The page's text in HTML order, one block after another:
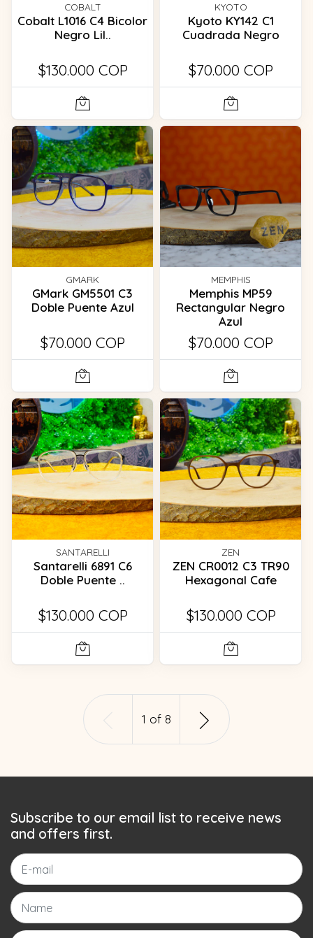
COBALT
Cobalt L1016 C4 Bicolor
Negro Lil..
$130.000 COP
KYOTO
Kyoto KY142 C1
Cuadrada Negro
$70.000 COP
GMARK
GMark GM5501 C3
Doble Puente Azul
$70.000 COP
MEMPHIS
Memphis MP59
Rectangular Negro
Azul
$70.000 COP
SANTARELLI
Santarelli 6891 C6
Doble Puente ..
$130.000 COP
ZEN
ZEN CR0012 C3 TR90
Hexagonal Cafe
$130.000 COP
1 of 8
Subscribe to our email list to receive news
and offers first.